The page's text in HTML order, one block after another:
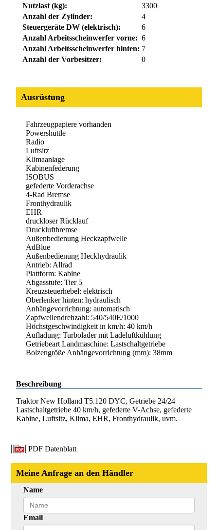
Nutzlast (kg):
3300
Anzahl der Zylinder:
4
Steuergeräte DW (elektrisch):
6
Anzahl Arbeitsscheinwerfer vorne: 6
Anzahl Arbeitsscheinwerfer hinten: 7
Anzahl der Vorbesitzer:
0
Ausrüstung
Fahrzeugpapiere vorhanden
Powershuttle
Radio
Luftsitz
Klimaanlage
Kabinenfederung
ISOBUS
gefederte Vorderachse
4-Rad Bremse
Fronthydraulik
EHR
druckloser Rücklauf
Druckluftbremse
Außenbedienung Heckzapfwelle
AdBlue
Außenbedienung Heckhydraulik
Antrieb: Allrad
Plattform: Kabine
Abgasstufe: Tier 5
Kreuzsteuerhebel: elektrisch
Oberlenker hinten: hydraulisch
Anhängevorrichtung: automatisch
Zapfwellendrehzahl: 540/540E/1000
Höchstgeschwindigkeit in km/h: 40 km/h
Aufladung: Turbolader mit Ladeluftkühlung
Getriebeart Landmaschine: Lastschaltgetriebe
Bolzengröße Anhängevorrichtung (mm): 38mm
Beschreibung
Traktor New Holland T5.120 DYC, Getriebe 24/24
Lastschaltgetriebe 40 km/h, gefederte V-Achse, gefederte
Kabine, Luftsitz, Klima, EHR, Fronthydraulik, uvm.
PDF Datenblatt
Meine Anfrage an den Händler
Name
Email